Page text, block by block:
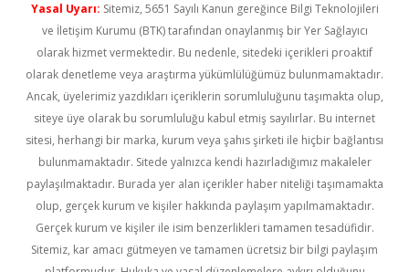
Yasal Uyarı: Sitemiz, 5651 Sayılı Kanun gereğince Bilgi Teknolojileri
ve İletişim Kurumu (BTK) tarafından onaylanmış bir Yer Sağlayıcı
olarak hizmet vermektedir. Bu nedenle, sitedeki içerikleri proaktif
olarak denetleme veya araştırma yükümlülüğümüz bulunmamaktadır.
Ancak, üyelerimiz yazdıkları içeriklerin sorumluluğunu taşımakta olup,
siteye üye olarak bu sorumluluğu kabul etmiş sayılırlar. Bu internet
sitesi, herhangi bir marka, kurum veya şahıs şirketi ile hiçbir bağlantısı
bulunmamaktadır. Sitede yalnızca kendi hazırladığımız makaleler
paylaşılmaktadır. Burada yer alan içerikler haber niteliği taşımamakta
olup, gerçek kurum ve kişiler hakkında paylaşım yapılmamaktadır.
Gerçek kurum ve kişiler ile isim benzerlikleri tamamen tesadüfidir.
Sitemiz, kar amacı gütmeyen ve tamamen ücretsiz bir bilgi paylaşım